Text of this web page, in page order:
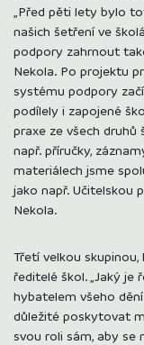
„Před pěti lety bylo
našich šetření ve
podpory zahrnout
Nekola. Po projektu
systému podpory
podílely i zapojené
praxe ze všech druhů
např. příručky,
materiálech jsme
jako např. Učitelskou
Nekola.
Třetí velkou
ředitelé škol. „Jaký je
hybatelem všeho
důležité poskytovat
svou roli sám, aby se